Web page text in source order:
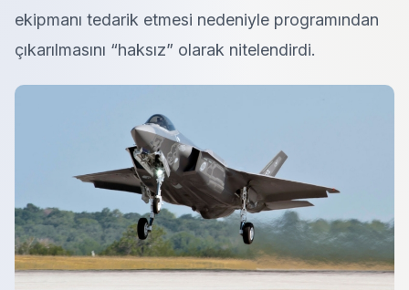
ekipmanı tedarik etmesi nedeniyle programından
çıkarılmasını “haksız” olarak nitelendirdi.